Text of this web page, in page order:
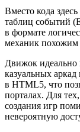
Вместо кода
таблиц событий
в формате
механик похожим
Движок идеально
казуальных
в HTML5, что
порталах. Для
создания игр
невероятную